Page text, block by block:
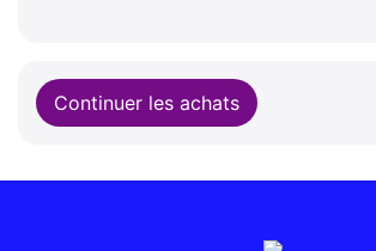
Continuer les achats